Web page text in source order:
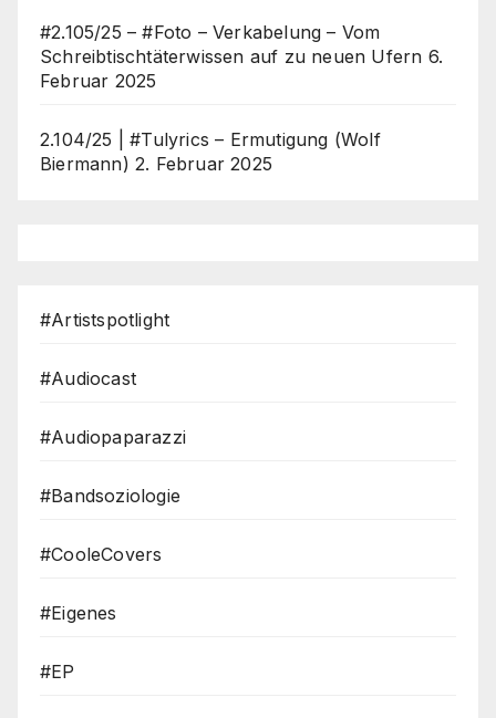
#2.105/25 – #Foto – Verkabelung – Vom
Schreibtischtäterwissen auf zu neuen Ufern 6.
Februar 2025
2.104/25 | #Tulyrics – Ermutigung (Wolf
Biermann) 2. Februar 2025
#Artistspotlight
#Audiocast
#Audiopaparazzi
#Bandsoziologie
#CooleCovers
#Eigenes
#EP